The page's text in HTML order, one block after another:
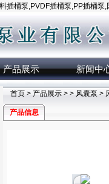
桶泵,PVDF插桶泵,PP插桶泵
产品展示 新闻中
首页 > 产品展示 > > 风囊泵 >
产品信息